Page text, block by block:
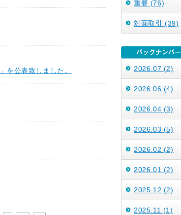
を公表致しました。
重要 (76)
対面取引 (39)
2026.07 (2)
2026.06 (4)
2026.04 (3)
2026.03 (5)
2026.02 (2)
2026.01 (2)
2025.12 (2)
2025.11 (1)